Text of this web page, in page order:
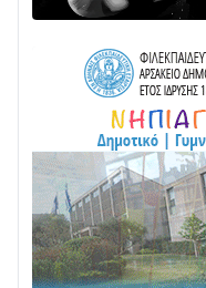
ΤΟ ΠΑΡΤΥ
Στο σκοτάδι μεγάλο
04/08 • 19:47
Σε τροχιά
της Ναυπάκτου
04/08 • 12:08
Σε φουλ ρυθμούς το
| Αυτοψία Καββαδά
03/08 • 11:11